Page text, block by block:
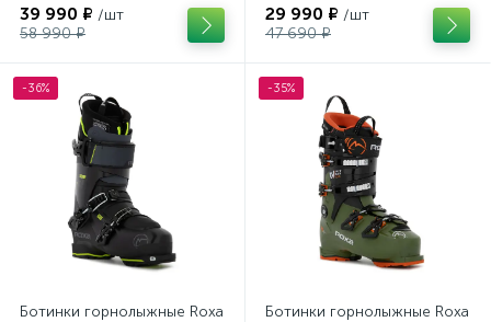
39 990 ₽ /шт
58 990 ₽
29 990 ₽ /шт
47 690 ₽
-36%
Ботинки горнолыжные Roxa
-35%
Ботинки горнолыжные Roxa